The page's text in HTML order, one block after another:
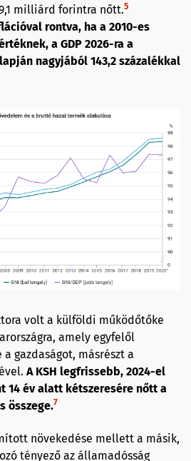
milliárd forintra nőtt.5
rontva, ha a 2010-es
a GDP 2026-ra a
nagyjából 143,2 százalékkal
volt a külföldi működőtőke
amely egyfelől
gazdaságot, másrészt a
A KSH legfrissebb, 2024-el
14 év alatt kétszeresére nőtt a
összege.7
növekedése mellett a másik,
tényező az államadósság